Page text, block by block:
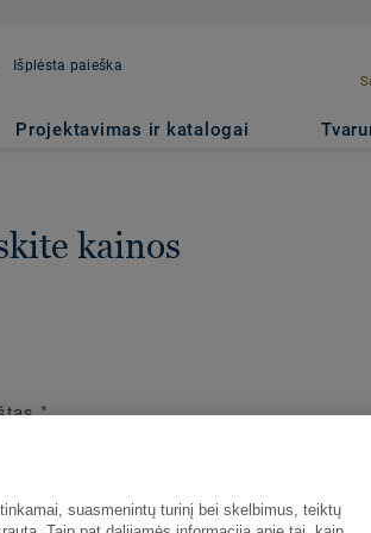
Išplėsta paieška
Projektavimas ir katalogai
kainos
*
suasmenintų turinį bei skelbimus, teiktų